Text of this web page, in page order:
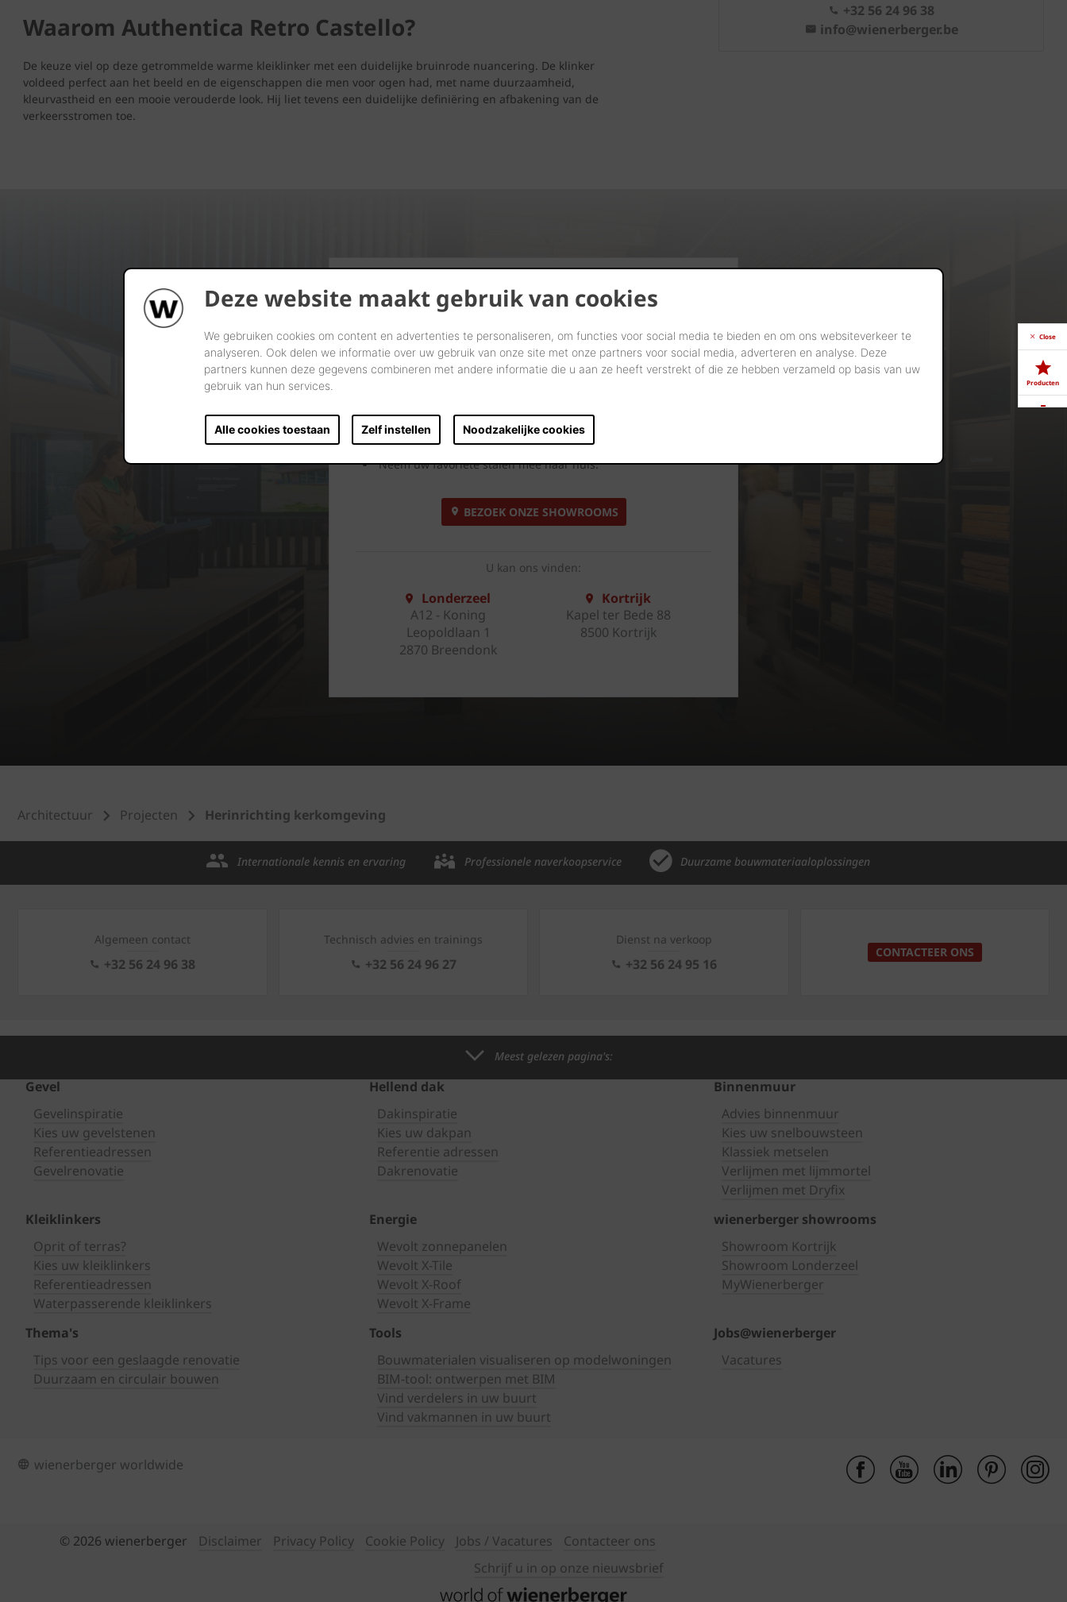
Deze website maakt gebruik van cookies
We gebruiken cookies om content en advertenties te personaliseren, om functies voor social media te bieden en om ons websiteverkeer te
analyseren. Ook delen we informatie over uw gebruik van onze site met onze partners voor social media, adverteren en analyse. Deze
partners kunnen deze gegevens combineren met andere informatie die u aan ze heeft verstrekt of die ze hebben verzameld op basis van uw
gebruik van hun services.
Alle cookies toestaan Zelf instellen Noodzakelijke cookies
Waarom Authentica Retro Castello?
De keuze viel op deze getrommelde warme kleiklinker met een duidelijke bruinrode nuancering. De klinker
voldeed perfect aan het beeld en de eigenschappen die men voor ogen had, met name duurzaamheid,
kleurvastheid en een mooie verouderde look. Hij liet tevens een duidelijke definiëring en afbakening van de
verkeersstromen toe.
+32 56 24 96 38
info@wienerberger.be
Kijk. Droom. Kies.
Laten we samen letterlijk uw dromen tastbaar maken in onze
showrooms.
gevel, dak, bestrating of binnenmuur.
Onze showroomadviseurs geven u uitgebreid deskundig
advies.
Neem uw favoriete stalen mee naar huis.
BEZOEK ONZE SHOWROOMS
U kan ons vinden:
Londerzeel
A12 - Koning
Leopoldlaan 1
2870 Breendonk
Kortrijk
Kapel ter Bede 88
8500 Kortrijk
Close
Producten
Architectuur Projecten Herinrichting kerkomgeving
Internationale kennis en ervaring Professionele naverkoopservice Duurzame bouwmateriaaloplossingen
Algemeen contact
+32 56 24 96 38
Technisch advies en trainings
+32 56 24 96 27
Dienst na verkoop
+32 56 24 95 16
CONTACTEER ONS
Meest gelezen pagina's:
Gevel
Gevelinspiratie
Kies uw gevelstenen
Referentieadressen
Gevelrenovatie
Hellend dak
Dakinspiratie
Kies uw dakpan
Referentie adressen
Dakrenovatie
Binnenmuur
Advies binnenmuur
Kies uw snelbouwsteen
Klassiek metselen
Verlijmen met lijmmortel
Verlijmen met Dryfix
Kleiklinkers
Oprit of terras?
Kies uw kleiklinkers
Referentieadressen
Waterpasserende kleiklinkers
Energie
Wevolt zonnepanelen
Wevolt X-Tile
Wevolt X-Roof
Wevolt X-Frame
wienerberger showrooms
Showroom Kortrijk
Showroom Londerzeel
MyWienerberger
Thema's
Tips voor een geslaagde renovatie
Duurzaam en circulair bouwen
Tools
Bouwmaterialen visualiseren op modelwoningen
BIM-tool: ontwerpen met BIM
Vind verdelers in uw buurt
Vind vakmannen in uw buurt
Jobs@wienerberger
Vacatures
wienerberger worldwide
© 2026 wienerberger Disclaimer Privacy Policy Cookie Policy Jobs / Vacatures
Contacteer ons
Schrijf u in op onze nieuwsbrief